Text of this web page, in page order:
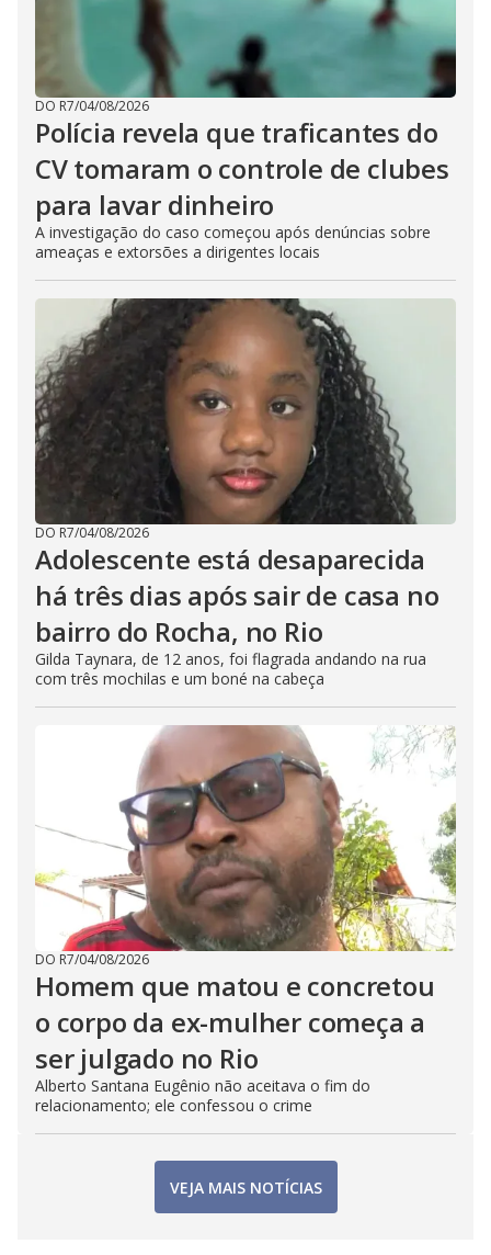
DO R7/04/08/2026
Polícia revela que traficantes do
CV tomaram o controle de clubes
para lavar dinheiro
A investigação do caso começou após denúncias sobre
ameaças e extorsões a dirigentes locais
DO R7/04/08/2026
Adolescente está desaparecida
há três dias após sair de casa no
bairro do Rocha, no Rio
Gilda Taynara, de 12 anos, foi flagrada andando na rua
com três mochilas e um boné na cabeça
DO R7/04/08/2026
Homem que matou e concretou
o corpo da ex-mulher começa a
ser julgado no Rio
Alberto Santana Eugênio não aceitava o fim do
relacionamento; ele confessou o crime
VEJA MAIS NOTÍCIAS